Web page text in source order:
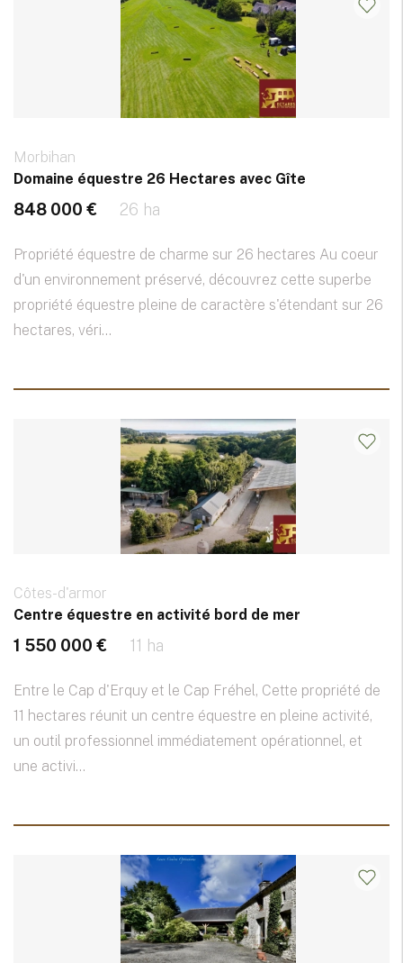
Morbihan
Domaine équestre 26 Hectares avec Gîte
848 000 € 26 ha
Propriété équestre de charme sur 26 hectares Au coeur
d'un environnement préservé, découvrez cette superbe
propriété équestre pleine de caractère s'étendant sur 26
hectares, véri...
Côtes-d'armor
Centre équestre en activité bord de mer
1 550 000 € 11 ha
Entre le Cap d'Erquy et le Cap Fréhel, Cette propriété de
11 hectares réunit un centre équestre en pleine activité,
un outil professionnel immédiatement opérationnel, et
une activi...